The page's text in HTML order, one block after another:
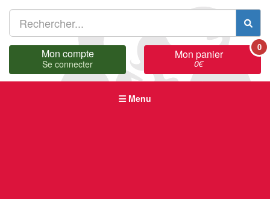
Mon compte
Se connecter
Mon panier
0€
0
Menu